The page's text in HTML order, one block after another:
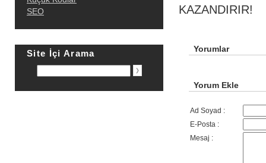
SEO
Site İçi Arama
KAZANDIRIR!
Yorumlar
Yorum Ekle
Ad Soyad :
E-Posta :
Mesaj :